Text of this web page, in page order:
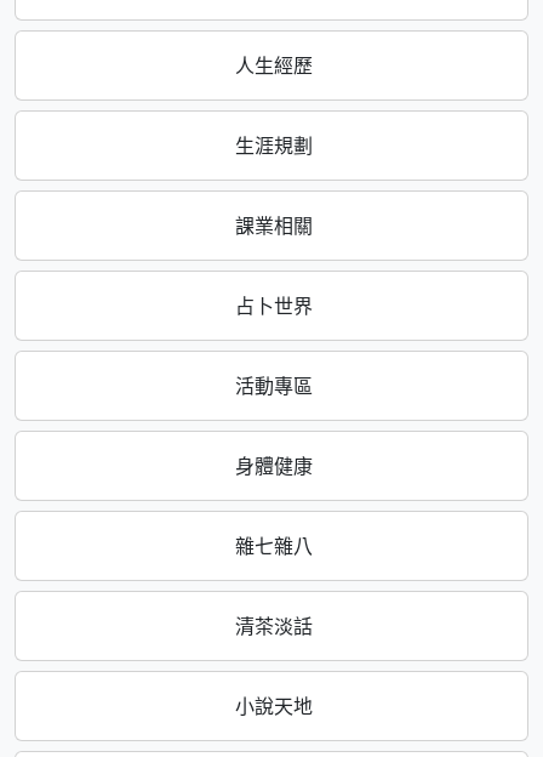
人生經歷
生涯規劃
課業相關
占卜世界
活動專區
身體健康
雜七雜八
清茶淡話
小說天地